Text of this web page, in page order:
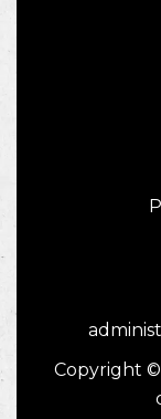
Copyright ©